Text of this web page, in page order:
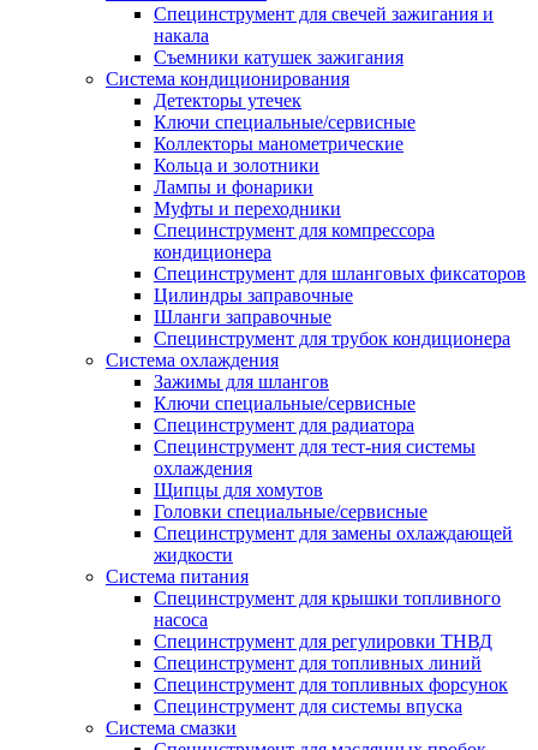
Специнструмент для свечей зажигания и
накала
Съемники катушек зажигания
Система кондиционирования
Детекторы утечек
Ключи специальные/сервисные
Коллекторы манометрические
Кольца и золотники
Лампы и фонарики
Муфты и переходники
Специнструмент для компрессора
кондиционера
Специнструмент для шланговых фиксаторов
Цилиндры заправочные
Шланги заправочные
Специнструмент для трубок кондиционера
Система охлаждения
Зажимы для шлангов
Ключи специальные/сервисные
Специнструмент для радиатора
Специнструмент для тест-ния системы
охлаждения
Щипцы для хомутов
Головки специальные/сервисные
Специнструмент для замены охлаждающей
жидкости
Система питания
Специнструмент для крышки топливного
насоса
Специнструмент для регулировки ТНВД
Специнструмент для топливных линий
Специнструмент для топливных форсунок
Специнструмент для системы впуска
Система смазки